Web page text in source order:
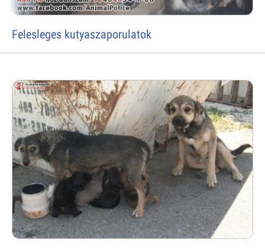
Felesleges kutyaszaporulatok